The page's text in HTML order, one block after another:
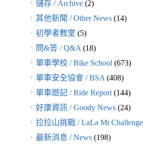
儲存 / Archive(2)
其他新聞 / Other News(14)
初學者教室 (5)
問&答 / Q&A (18)
單車學校 / Bike School (673)
單車安全協會 / BSA (408)
單車遊記 / Ride Report(144)
好康資訊 / Goody News(24)
拉拉山挑戰 / LaLa Mt Challenge
最新消息 / News(198)